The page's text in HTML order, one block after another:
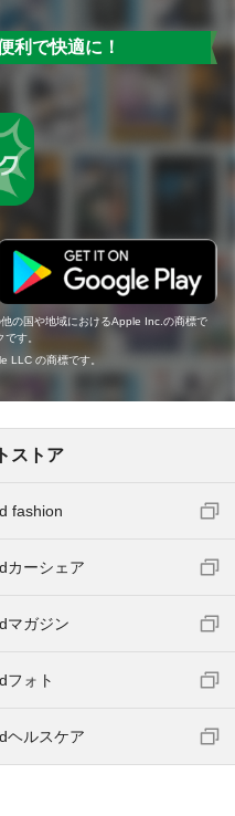
利で快適に！
の国や地域におけるApple Inc.の商標で
す。
LLC の商標です。
ストア
d fashion
dカーシェア
dマガジン
dフォト
dヘルスケア